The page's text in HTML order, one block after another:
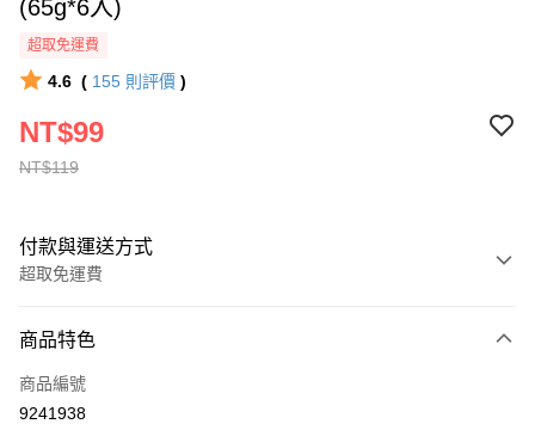
(65g*6入)
超取免運費
4.6 ( 155 則評價 )
NT$119
NT$99
付款與運送方式
超取免運費
全家線上支付
超商取貨付款
商品特色
商品編號
9241938